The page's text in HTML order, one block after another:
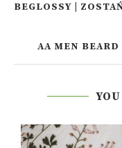
BEGLOSSY |
AA MEN